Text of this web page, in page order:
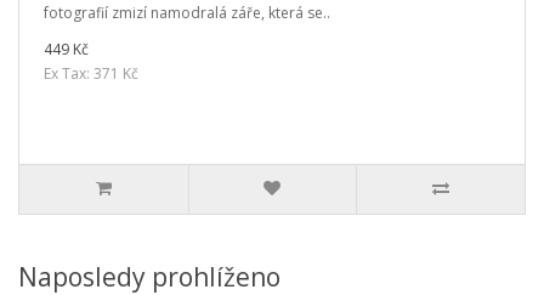
fotografií zmizí namodralá záře, která se..
449 Kč
Ex Tax: 371 Kč
Naposledy prohlíženo